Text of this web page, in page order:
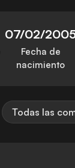
07/02/
Fecha de
nacimiento
Todas las